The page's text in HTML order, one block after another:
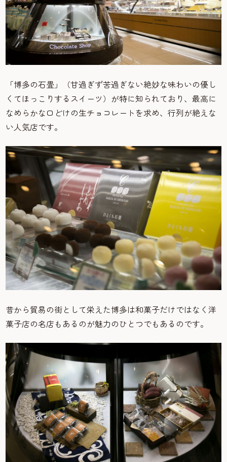
「博多の石畳」（甘過ぎず苦過ぎない絶妙な味わいの優し
くてほっこりするスイーツ）が特に知られており、最高に
なめらかな口どけの生チョコレートを求め、行列が絶えな
い人気店です。
昔から貿易の街として栄えた博多は和菓子だけではなく洋
菓子店の名店もあるのが魅力のひとつでもあるのです。